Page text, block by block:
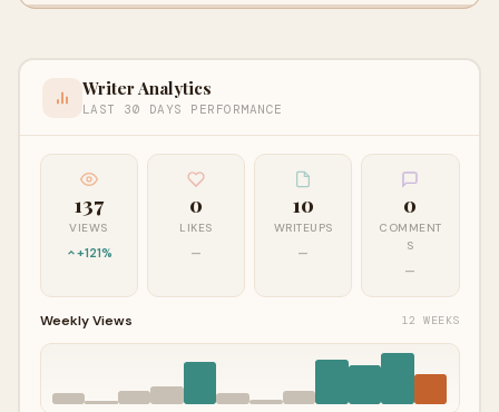
Writer Analytics
LAST 30 DAYS PERFORMANCE
137
VIEWS
+121%
0
LIKES
—
10
WRITEUPS
—
0
COMMENT
S
—
Weekly Views 12 WEEKS